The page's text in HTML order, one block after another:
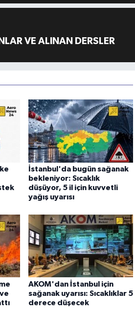
VE ALINAN DERSLER
İstanbul'da bugün sağanak
bekleniyor: Sıcaklık
düşüyor, 5 il için kuvvetli
yağış uyarısı
AKOM'dan İstanbul için
sağanak uyarısı: Sıcaklıklar 5
derece düşecek